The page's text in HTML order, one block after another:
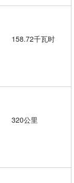
				158.72千瓦时
				320公里